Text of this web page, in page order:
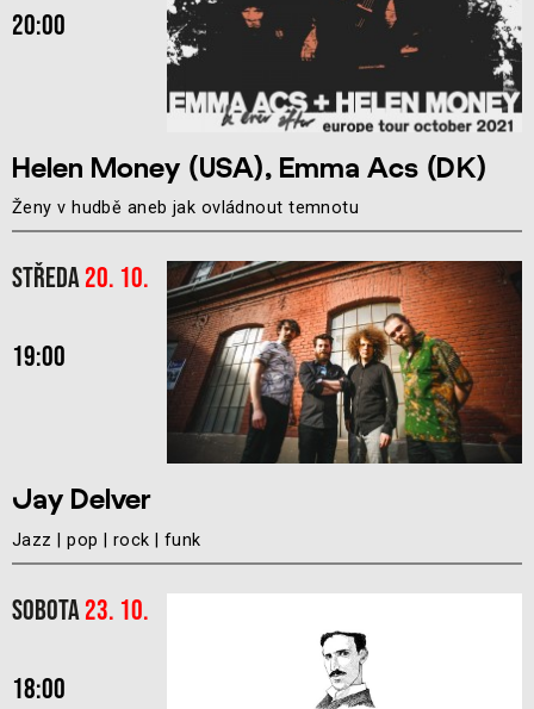
20:00
Helen Money (USA), Emma Acs (DK)
Ženy v hudbě aneb jak ovládnout temnotu
Středa20. 10.
19:00
Jay Delver
Jazz | pop | rock | funk
Sobota23. 10.
18:00